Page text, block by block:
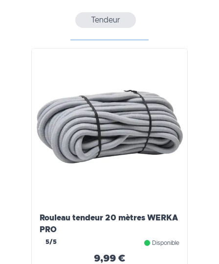
Tendeur
Rouleau tendeur 20 mètres WERKA
PRO
5/5 Disponible
9,99 €